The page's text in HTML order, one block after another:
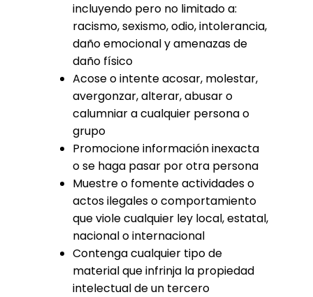
incluyendo pero no limitado a:
racismo, sexismo, odio, intolerancia,
daño emocional y amenazas de
daño físico
Acose o intente acosar, molestar,
avergonzar, alterar, abusar o
calumniar a cualquier persona o
grupo
Promocione información inexacta
o se haga pasar por otra persona
Muestre o fomente actividades o
actos ilegales o comportamiento
que viole cualquier ley local, estatal,
nacional o internacional
Contenga cualquier tipo de
material que infrinja la propiedad
intelectual de un tercero